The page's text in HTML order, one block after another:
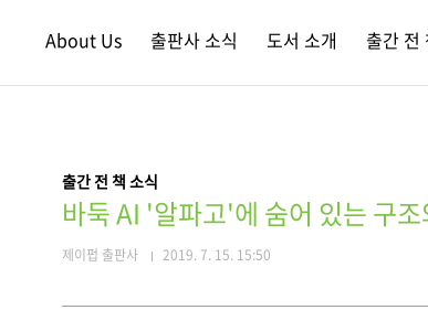
About Us 출판사 소식 도서 소개 출간 전
출간 전 책 소식
바둑 AI '알파고'에 숨어 있는 구
제이펍 출판사 2019. 7. 15. 15:50